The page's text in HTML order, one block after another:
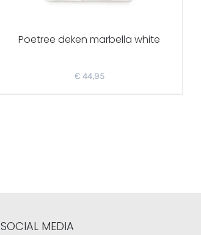
Poetree deken marbella white
€44,95
SOCIAL MEDIA